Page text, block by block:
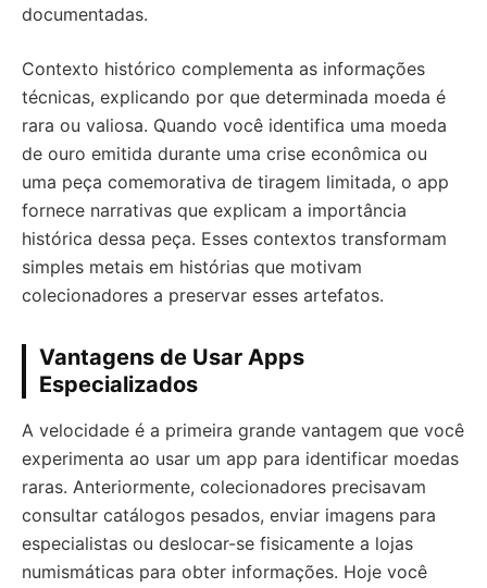
documentadas.
Contexto histórico complementa as informações
técnicas, explicando por que determinada moeda é
rara ou valiosa. Quando você identifica uma moeda
de ouro emitida durante uma crise econômica ou
uma peça comemorativa de tiragem limitada, o app
fornece narrativas que explicam a importância
histórica dessa peça. Esses contextos transformam
simples metais em histórias que motivam
colecionadores a preservar esses artefatos.
Vantagens de Usar Apps
Especializados
A velocidade é a primeira grande vantagem que você
experimenta ao usar um app para identificar moedas
raras. Anteriormente, colecionadores precisavam
consultar catálogos pesados, enviar imagens para
especialistas ou deslocar-se fisicamente a lojas
numismáticas para obter informações. Hoje você